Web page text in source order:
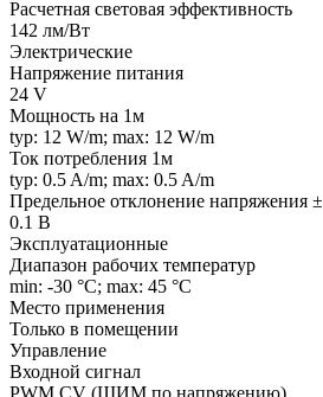
Расчетная световая эффективность
142 лм/Вт
Электрические
Напряжение питания
24 V
Мощность на 1м
typ: 12 W/m; max: 12 W/m
Ток потребления 1м
typ: 0.5 A/m; max: 0.5 A/m
Предельное отклонение напряжения ±
0.1 В
Эксплуатационные
Диапазон рабочих температур
min: -30 °C; max: 45 °C
Место применения
Только в помещении
Управление
Входной сигнал
PWM СV (ШИМ по напряжению)